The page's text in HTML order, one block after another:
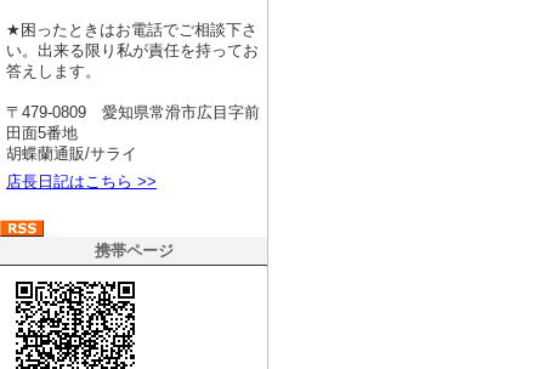
★困ったときはお電話でご相談下さ
い。出来る限り私が責任を持ってお
答えします。
〒479-0809 愛知県常滑市広目字前
田面5番地
胡蝶蘭通販/サライ
店長日記はこちら >>
携帯ページ